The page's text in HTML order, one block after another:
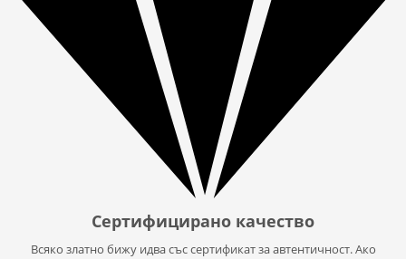
Сертифицирано качество
Всяко златно бижу идва със сертификат за автентичност. Ако